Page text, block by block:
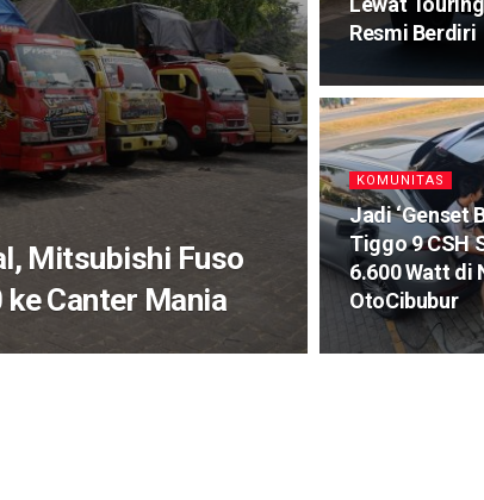
Mitsubishi Fuso
ke Canter Mania
Resmi Berdiri
KOMUNITAS
Jadi ‘Genset
Tiggo 9 CSH
6.600 Watt di
OtoCibubur